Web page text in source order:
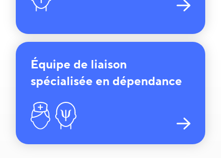
Équipe de liaison
spécialisée en dépendance